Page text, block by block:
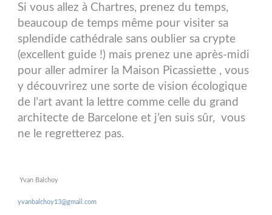
Si vous allez à Chartres, prenez du temps,
beaucoup de temps même pour visiter sa
splendide cathédrale sans oublier sa crypte
(excellent guide !) mais prenez une après-midi
pour aller admirer la Maison Picassiette , vous
y découvrirez une sorte de vision écologique
de l’art avant la lettre comme celle du grand
architecte de Barcelone et j’en suis sûr, vous
ne le regretterez pas.
Yvan Balchoy
yvanbalchoy13@gmail.com